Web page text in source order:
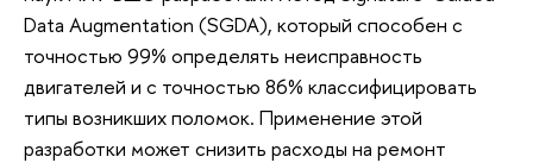
Data Augmentation (SGDA), который способен с
точностью 99% определять неисправность
двигателей и с точностью 86% классифицировать
типы возникших поломок. Применение этой
разработки может снизить расходы на ремонт